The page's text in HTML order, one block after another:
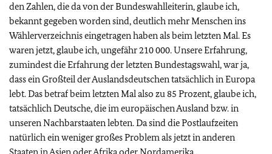
den Zahlen, die da von der Bundeswahlleiterin, glaube ich,
bekannt gegeben worden sind, deutlich mehr Menschen ins
Wählerverzeichnis eingetragen haben als beim letzten Mal. Es
waren jetzt, glaube ich, ungefähr 210 000. Unsere Erfahrung,
zumindest die Erfahrung der letzten Bundestagswahl, war ja,
dass ein Großteil der Auslandsdeutschen tatsächlich in Europa
lebt. Das betraf beim letzten Mal also zu 85 Prozent, glaube ich,
tatsächlich Deutsche, die im europäischen Ausland bzw. in
unseren Nachbarstaaten lebten. Da sind die Postlaufzeiten
natürlich ein weniger großes Problem als jetzt in anderen